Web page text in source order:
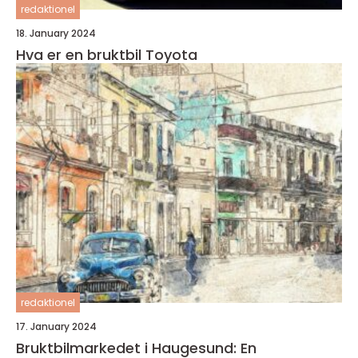
redaktionel
18. January 2024
Hva er en bruktbil Toyota
redaktionel
17. January 2024
Bruktbilmarkedet i Haugesund: En